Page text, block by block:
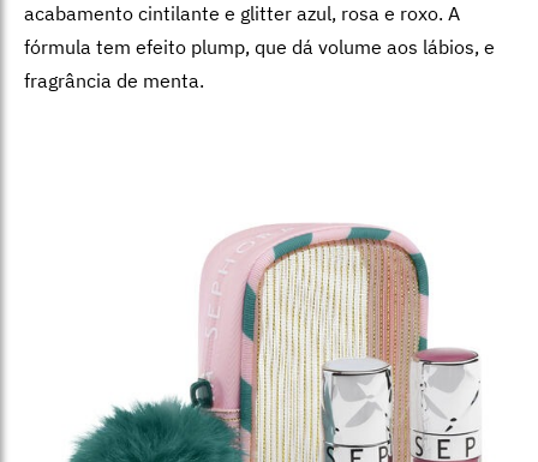
acabamento cintilante e glitter azul, rosa e roxo. A
fórmula tem efeito plump, que dá volume aos lábios, e
fragrância de menta.